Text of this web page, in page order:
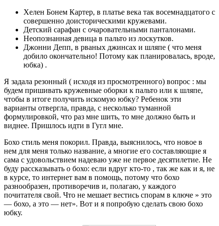
Хелен Бонем Картер, в платье века так восемнадцатого с
совершенно доисторическими кружевами.
Детский сарафан с очаровательными панталонами.
Неопознанная девица в пальто из лоскутков.
Джонни Депп, в рваных джинсах и шляпе ( что меня
добило окончательно! Потому как планировалась, вроде,
юбка) .
Я задала резонный ( исходя из просмотренного) вопрос : мы
будем пришивать кружевные оборки к пальто или к шляпе,
чтобы в итоге получить искомую юбку? Ребенок эти
варианты отвергла, правда, с несколько туманной
формулировкой, что раз мне шить, то мне должно быть и
виднее. Пришлось идти в Гугл мне.
Бохо стиль меня покорил. Правда, выяснилось, что новое в
нем для меня только название, а многие его составляющие я
сама с удовольствием надеваю уже не первое десятилетие. Не
буду рассказывать о бохо: если вдруг кто-то , так же как и я, не
в курсе, то интернет вам в помощь, потому что бохо
разнообразен, противоречив и, полагаю, у каждого
почитателя свой. Что не мешает вестись спорам в ключе » это
— бохо, а это — нет». Вот и я попробую сделать свою бохо
юбку.